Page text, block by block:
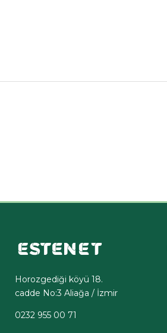
Horozgediği köyü 18.
cadde No:3 Aliağa / İzmir
0232 955 00 71